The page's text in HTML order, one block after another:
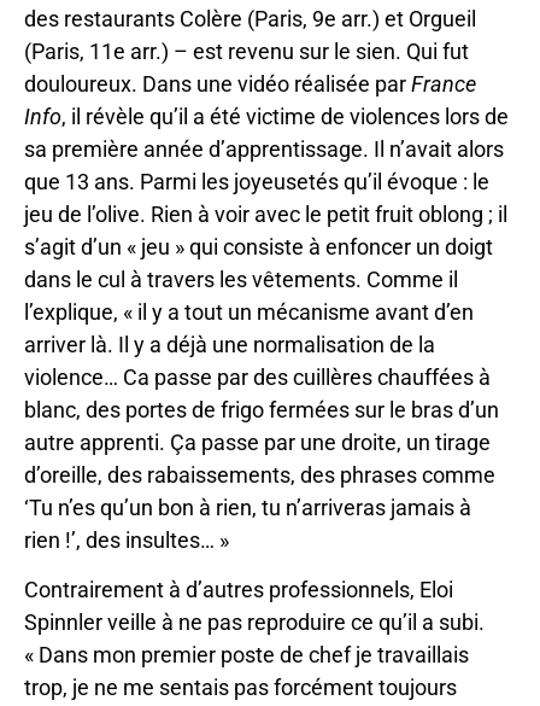
des restaurants Colère (Paris, 9e arr.) et Orgueil
(Paris, 11e arr.) – est revenu sur le sien. Qui fut
douloureux. Dans une vidéo réalisée parFrance
Info, il révèle qu’il a été victime de violences lors de
sa première année d’apprentissage. Il n’avait alors
que 13 ans. Parmi les joyeusetés qu’il évoque : le
jeu de l’olive. Rien à voir avec le petit fruit oblong ; il
s’agit d’un « jeu » qui consiste à enfoncer un doigt
dans le cul à travers les vêtements. Comme il
l’explique, « il y a tout un mécanisme avant d’en
arriver là. Il y a déjà une normalisation de la
violence… Ca passe par des cuillères chauffées à
blanc, des portes de frigo fermées sur le bras d’un
autre apprenti. Ça passe par une droite, un tirage
d’oreille, des rabaissements, des phrases comme
‘Tu n’es qu’un bon à rien, tu n’arriveras jamais à
rien !’, des insultes… »
Contrairement à d’autres professionnels, Eloi
Spinnler veille à ne pas reproduire ce qu’il a subi.
« Dans mon premier poste de chef je travaillais
trop, je ne me sentais pas forcément toujours